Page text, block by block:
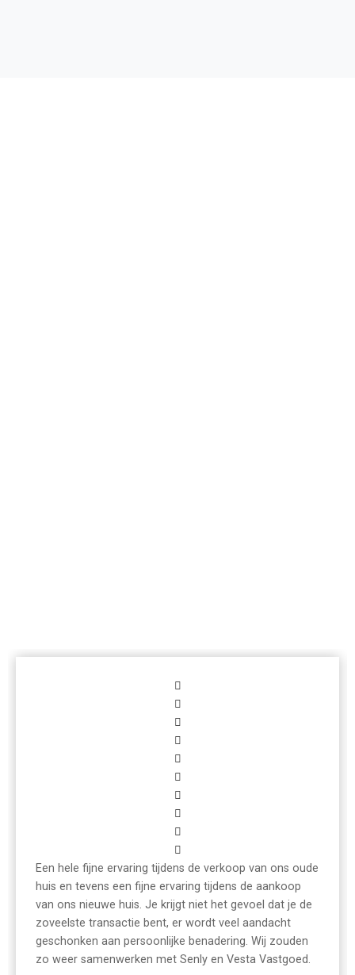
Een hele fijne ervaring tijdens de verkoop van ons oude
huis en tevens een fijne ervaring tijdens de aankoop
van ons nieuwe huis. Je krijgt niet het gevoel dat je de
zoveelste transactie bent, er wordt veel aandacht
geschonken aan persoonlijke benadering. Wij zouden
zo weer samenwerken met Senly en Vesta Vastgoed.